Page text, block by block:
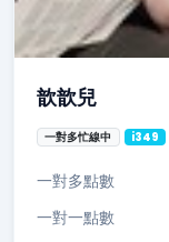
歆歆兒
一對多忙線中 i349
一對多點數
一對一點數